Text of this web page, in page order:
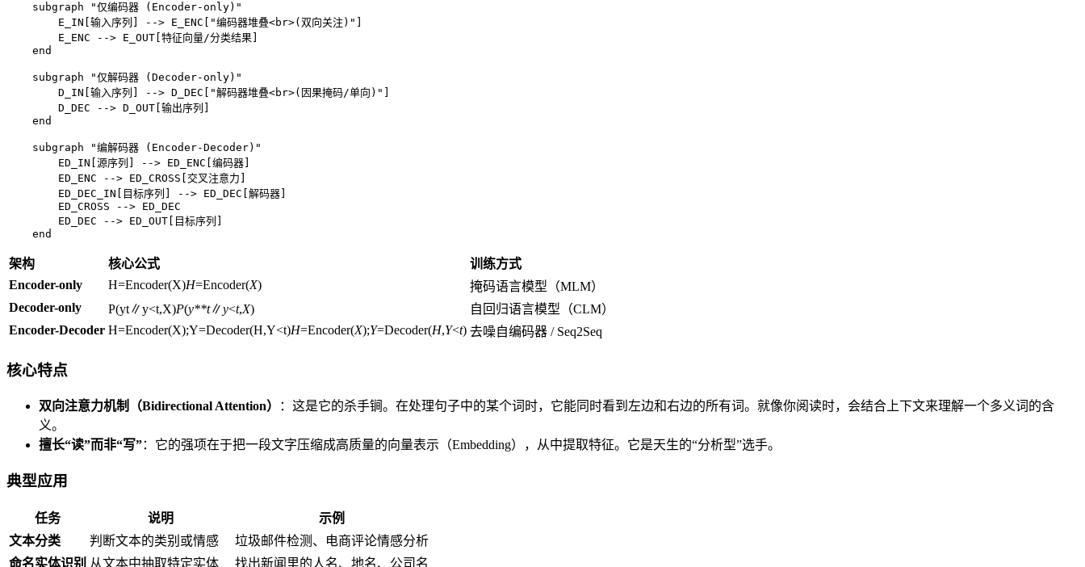
    subgraph "仅编码器 (Encoder-only)"
        E_IN[输入序列] --> E_ENC["编码器堆叠<br>(双向关注)"]
        E_ENC --> E_OUT[特征向量/分类结果]
    end
    subgraph "仅解码器 (Decoder-only)"
        D_IN[输入序列] --> D_DEC["解码器堆叠<br>(因果掩码/单向)"]
        D_DEC --> D_OUT[输出序列]
    end
    subgraph "编解码器 (Encoder-Decoder)"
        ED_IN[源序列] --> ED_ENC[编码器]
        ED_ENC --> ED_CROSS[交叉注意力]
        ED_DEC_IN[目标序列] --> ED_DEC[解码器]
        ED_CROSS --> ED_DEC
        ED_DEC --> ED_OUT[目标序列]
    end
架构 核心公式
训练方式
Encoder-only
H=Encoder(X)H=Encoder(X)
掩码语言模型（MLM）
Decoder-only
P(yt∥y<t,X)P(y**t∥y<t,X)
自回归语言模型（CLM）
Encoder-Decoder H=Encoder(X);Y=Decoder(H,Y<t)H=Encoder(X);Y=Decoder(H,Y<t) 去噪自编码器 / Seq2Seq
核心特点
双向注意力机制（Bidirectional Attention）
：这是它的杀手锏。在处理句子中的某个词时，它能同时看到左边和右边的所有词。就像你阅读时，会结合上下文来理解一个多义词的含
义。
擅长“读”而非“写”：它的强项在于把一段文字压缩成高质量的向量表示（Embedding），从中提取特征。它是天生的“分析型”选手。
典型应用
任务 说明
示例
文本分类
判断文本的类别或情感
垃圾邮件检测、电商评论情感分析
命名实体识别 从文本中抽取特定实体 找出新闻里的人名、地名、公司名